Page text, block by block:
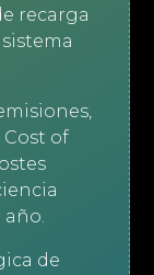
recarga
Cost of
año.
de